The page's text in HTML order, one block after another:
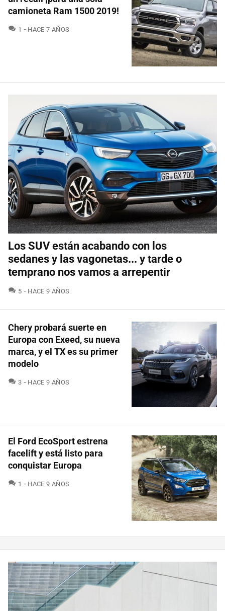
camioneta Ram 1500 2019!
1 COMENTARIOS
HACE 7 AÑOS
Los SUV están acabando con los
sedanes y las vagonetas... y tarde o
temprano nos vamos a arrepentir
5 COMENTARIOS
HACE 9 AÑOS
Chery probará suerte en
Europa con Exeed, su nueva
marca, y el TX es su primer
modelo
3 COMENTARIOS
HACE 9 AÑOS
El Ford EcoSport estrena
facelift y está listo para
conquistar Europa
1 COMENTARIOS
HACE 9 AÑOS